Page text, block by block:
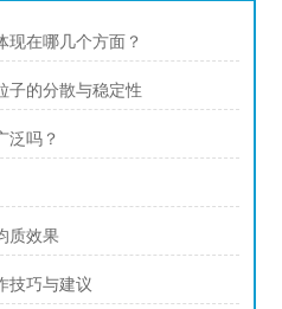
现在哪几个方面？
子的分散与稳定性
泛吗？
质效果
技巧与建议